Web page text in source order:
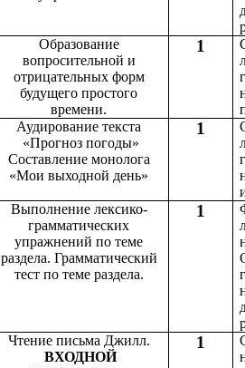
Образование
вопросительной и
отрицательных форм
будущего простого
времени.
1
Аудирование текста
«Прогноз погоды»
Составление монолога
«Мои выходной день»
1
Выполнение лексико-
грамматических
упражнений по теме
раздела. Грамматический
тест по теме раздела.
1
Чтение письма Джилл.
ВХОДНОЙ
1